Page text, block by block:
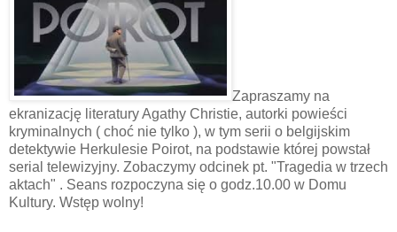
Zapraszamy na
ekranizację literatury Agathy Christie, autorki powieści
kryminalnych ( choć nie tylko ), w tym serii o belgijskim
detektywie Herkulesie Poirot, na podstawie której powstał
serial telewizyjny. Zobaczymy odcinek pt. "Tragedia w trzech
aktach" . Seans rozpoczyna się o godz.10.00 w Domu
Kultury. Wstęp wolny!